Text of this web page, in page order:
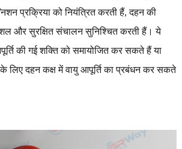
प्रक्रिया को नियंत्रित करती हैं, दहन की
और सुरक्षित संचालन सुनिश्चित करती हैं। ये
की गई शक्ति को समायोजित कर सकते हैं या
लिए दहन कक्ष में वायु आपूर्ति का प्रबंधन कर सकते